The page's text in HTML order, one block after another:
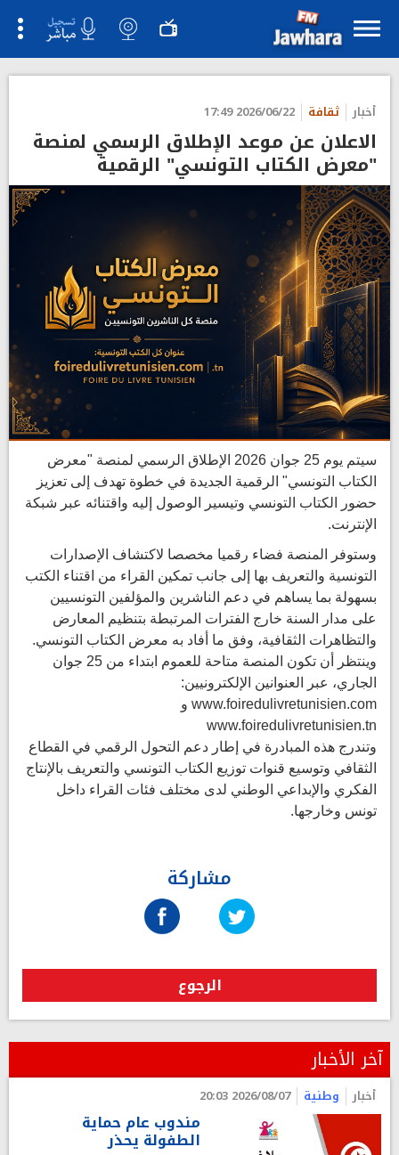
أخبار ثقافة 2026/06/22 17:49
الاعلان عن موعد الإطلاق الرسمي لمنصة
"معرض الكتاب التونسي" الرقمية
سيتم يوم 25 جوان 2026 الإطلاق الرسمي لمنصة "معرض
الكتاب التونسي" الرقمية الجديدة في خطوة تهدف إلى تعزيز
حضور الكتاب التونسي وتيسير الوصول إليه واقتنائه عبر شبكة
الإنترنت.
وستوفر المنصة فضاء رقميا مخصصا لاكتشاف الإصدارات
التونسية والتعريف بها إلى جانب تمكين القراء من اقتناء الكتب
بسهولة بما يساهم في دعم الناشرين والمؤلفين التونسيين
على مدار السنة خارج الفترات المرتبطة بتنظيم المعارض
والتظاهرات الثقافية، وفق ما أفاد به معرض الكتاب التونسي.
وينتظر أن تكون المنصة متاحة للعموم ابتداء من 25 جوان
الجاري، عبر العنوانين الإلكترونيين:
www.foiredulivretunisien.com و
www.foiredulivretunisien.tn
وتندرج هذه المبادرة في إطار دعم التحول الرقمي في القطاع
الثقافي وتوسيع قنوات توزيع الكتاب التونسي والتعريف بالإنتاج
الفكري والإبداعي الوطني لدى مختلف فئات القراء داخل
تونس وخارجها.
مشاركة
الرجوع
آخر الأخبار
أخبار وطنية 2026/08/07 20:03
مندوب عام حماية
الطفولة يحذر